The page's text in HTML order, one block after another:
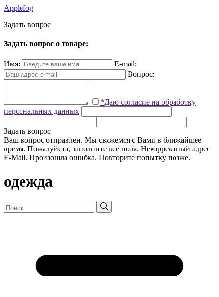
Applefog
Задать вопрос
Задать вопрос о товаре:
Имя:
E-mail:
Вопрос:
*Даю согласие на обработку
персональных данных
Задать вопрос
Ваш вопрос отправлен. Мы свяжемся с Вами в ближайшее
время. Пожалуйста, заполните все поля. Некорректный адрес
E-Mail. Произошла ошибка. Повторите попытку позже.
одежда